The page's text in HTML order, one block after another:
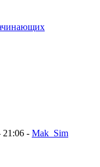
21:06 - Mak_Sim